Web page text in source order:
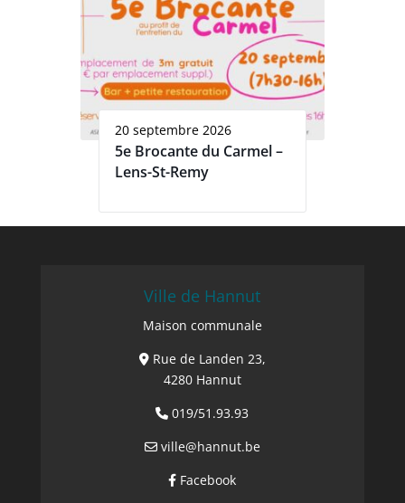
20 septembre 2026
5e Brocante du Carmel –
Lens-St-Remy
Ville de Hannut
Maison communale
Rue de Landen 23,
4280 Hannut
019/51.93.93
ville@hannut.be
Facebook